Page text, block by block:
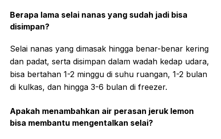
Berapa lama selai nanas yang sudah jadi bisa
disimpan?
Selai nanas yang dimasak hingga benar-benar kering
dan padat, serta disimpan dalam wadah kedap udara,
bisa bertahan 1-2 minggu di suhu ruangan, 1-2 bulan
di kulkas, dan hingga 3-6 bulan di freezer.
Apakah menambahkan air perasan jeruk lemon
bisa membantu mengentalkan selai?